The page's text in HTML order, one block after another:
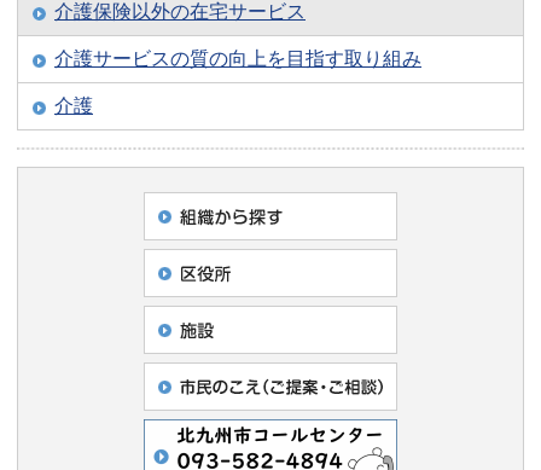
介護保険以外の在宅サービス
介護サービスの質の向上を目指す取り組み
介護